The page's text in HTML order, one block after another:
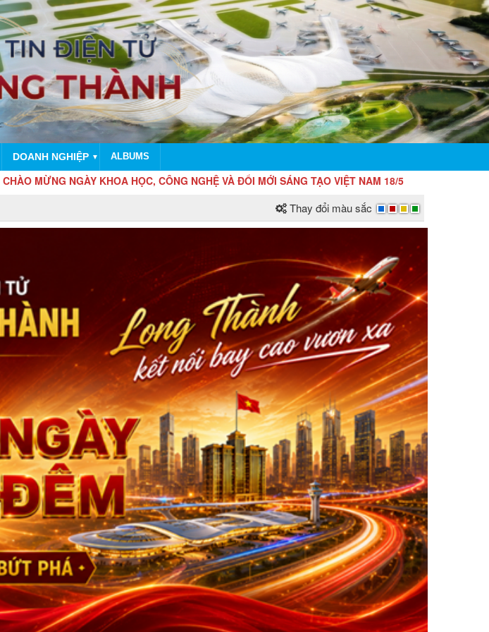
DOANH NGHIỆP ▼ ALBUMS
NGÀY KHOA HỌC, CÔNG NGHỆ VÀ ĐỔI MỚI SÁNG TẠO VIỆT NAM 18/5
Thay đổi màu sắc